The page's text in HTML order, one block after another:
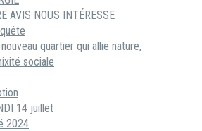
AVIS NOUS INTÉRESSE
quartier qui allie nature,
sociale
14 juillet
2024